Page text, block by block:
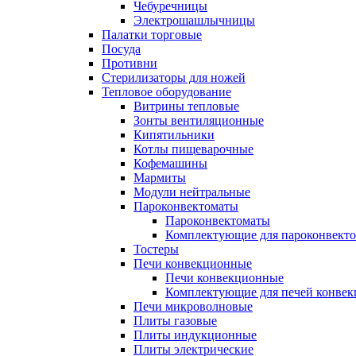
Чебуречницы
Электрошашлычницы
Палатки торговые
Посуда
Противни
Стерилизаторы для ножей
Тепловое оборудование
Витрины тепловые
Зонты вентиляционные
Кипятильники
Котлы пищеварочные
Кофемашины
Мармиты
Модули нейтральные
Пароконвектоматы
Пароконвектоматы
Комплектующие для
Тостеры
Печи конвекционные
Печи конвекционные
Комплектующие для печей
Печи микроволновые
Плиты газовые
Плиты индукционные
Плиты электрические